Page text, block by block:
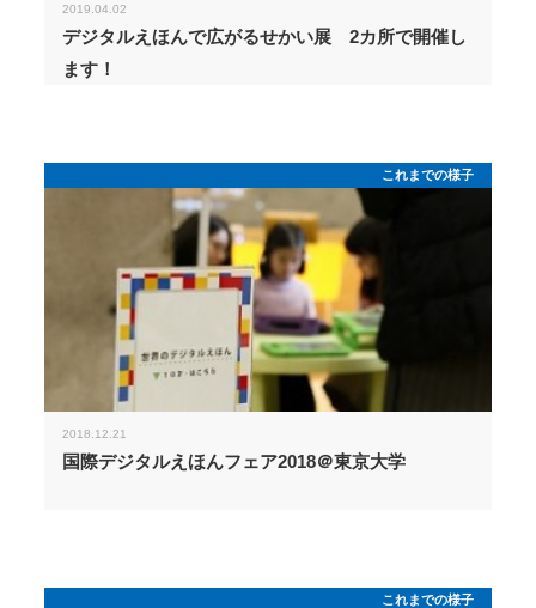
2019.04.02
デジタルえほんで広がるせかい展 2カ所で開催し
ます！
これまでの様子
2018.12.21
国際デジタルえほんフェア2018＠東京大学
これまでの様子